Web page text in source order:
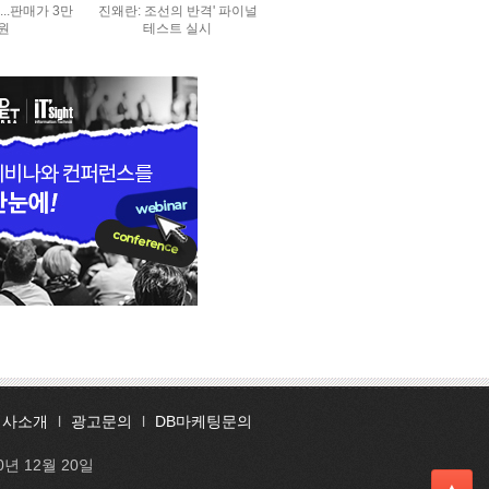
판매가 3만
진왜란: 조선의 반격' 파이널
테스트 실시
소개 l 광고문의 l DB마케팅문의
12월 20일